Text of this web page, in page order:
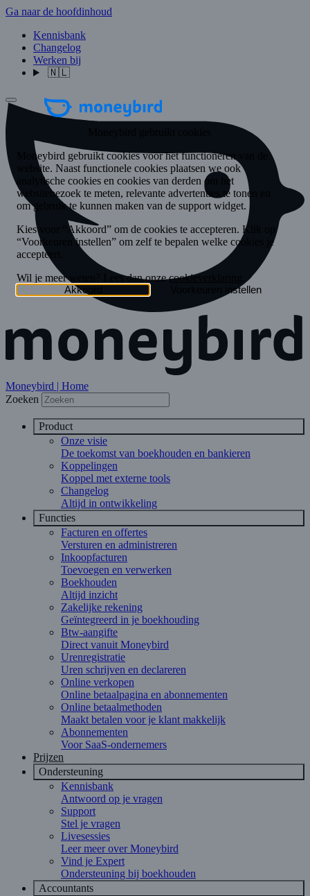
Ga naar de hoofdinhoud
Kennisbank
Changelog
Werken bij
🇳🇱
Moneybird | Home
Zoeken
Product
Onze visie
De toekomst van boekhouden en bankieren
Koppelingen
Koppel met externe tools
Changelog
Altijd in ontwikkeling
Functies
Facturen en offertes
Versturen en administreren
Inkoopfacturen
Toevoegen en verwerken
Boekhouden
Altijd inzicht
Zakelijke rekening
Geïntegreerd in je boekhouding
Btw-aangifte
Direct vanuit Moneybird
Urenregistratie
Uren schrijven en declareren
Online verkopen
Online betaalpagina en abonnementen
Online betaalmethoden
Maakt betalen voor je klant makkelijk
Abonnementen
Voor SaaS-ondernemers
Prijzen
Ondersteuning
Kennisbank
Antwoord op je vragen
Support
Stel je vragen
Livesessies
Leer meer over Moneybird
Vind je Expert
Ondersteuning bij boekhouden
Accountants